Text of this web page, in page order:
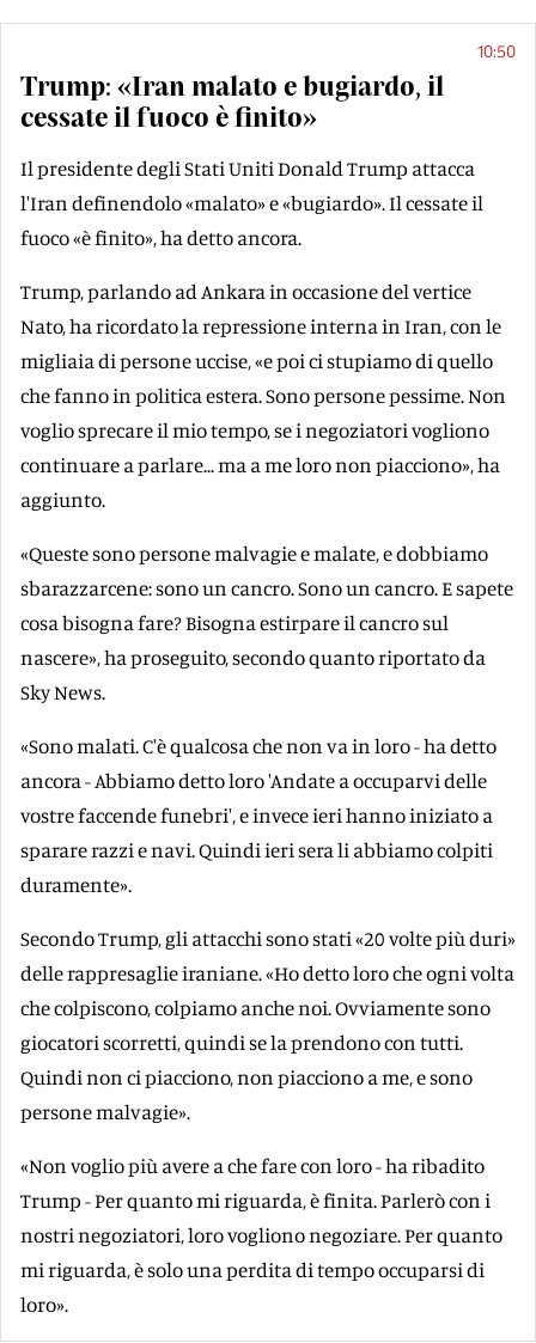
10:50
Trump: «Iran malato e bugiardo, il
cessate il fuoco è finito»
Il presidente degli Stati Uniti Donald Trump attacca
l'Iran definendolo «malato» e «bugiardo». Il cessate il
fuoco «è finito», ha detto ancora.
Trump, parlando ad Ankara in occasione del vertice
Nato, ha ricordato la repressione interna in Iran, con le
migliaia di persone uccise, «e poi ci stupiamo di quello
che fanno in politica estera. Sono persone pessime. Non
voglio sprecare il mio tempo, se i negoziatori vogliono
continuare a parlare... ma a me loro non piacciono», ha
aggiunto.
«Queste sono persone malvagie e malate, e dobbiamo
sbarazzarcene: sono un cancro. Sono un cancro. E sapete
cosa bisogna fare? Bisogna estirpare il cancro sul
nascere», ha proseguito, secondo quanto riportato da
Sky News.
«Sono malati. C'è qualcosa che non va in loro - ha detto
ancora - Abbiamo detto loro 'Andate a occuparvi delle
vostre faccende funebri', e invece ieri hanno iniziato a
sparare razzi e navi. Quindi ieri sera li abbiamo colpiti
duramente».
Secondo Trump, gli attacchi sono stati «20 volte più duri»
delle rappresaglie iraniane. «Ho detto loro che ogni volta
che colpiscono, colpiamo anche noi. Ovviamente sono
giocatori scorretti, quindi se la prendono con tutti.
Quindi non ci piacciono, non piacciono a me, e sono
persone malvagie».
«Non voglio più avere a che fare con loro - ha ribadito
Trump - Per quanto mi riguarda, è finita. Parlerò con i
nostri negoziatori, loro vogliono negoziare. Per quanto
mi riguarda, è solo una perdita di tempo occuparsi di
loro».